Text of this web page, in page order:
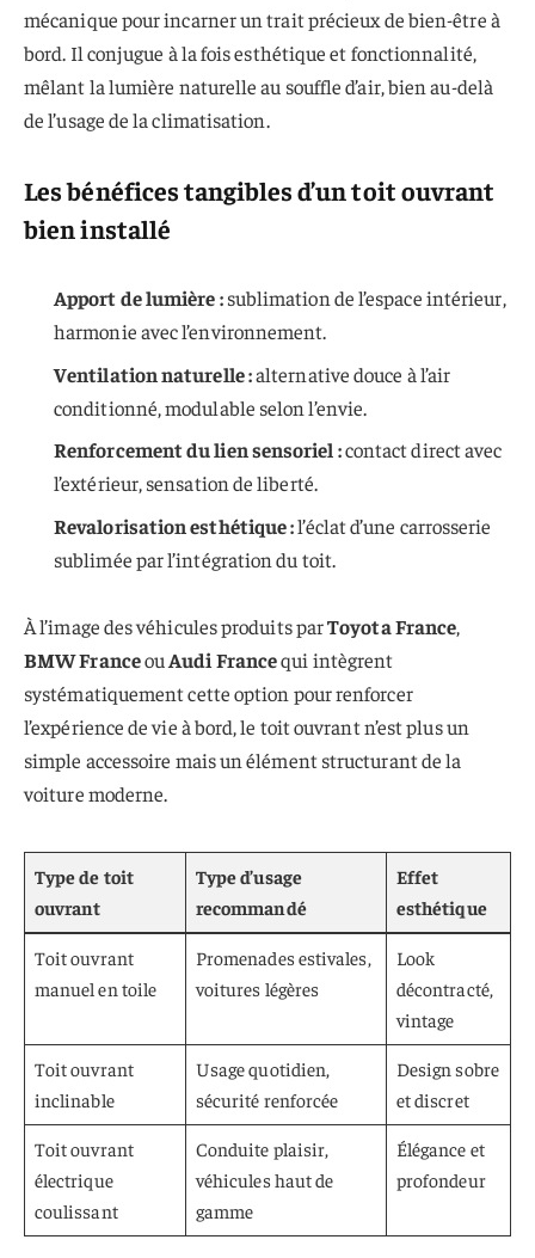
mécanique pour incarner un trait précieux de bien-être à
bord. Il conjugue à la fois esthétique et fonctionnalité,
mêlant la lumière naturelle au souffle d’air, bien au-delà
de l’usage de la climatisation.
Les bénéfices tangibles d’un toit ouvrant
bien installé
Apport de lumière :sublimation de l’espace intérieur,
harmonie avec l’environnement.
Ventilation naturelle :alternative douce à l’air
conditionné, modulable selon l’envie.
Renforcement du lien sensoriel :contact direct avec
l’extérieur, sensation de liberté.
Revalorisation esthétique :l’éclat d’une carrosserie
sublimée par l’intégration du toit.
À l’image des véhicules produits parToyota France,
BMW Franceou Audi Francequi intègrent
systématiquement cette option pour renforcer
l’expérience de vie à bord, le toit ouvrant n’est plus un
simple accessoire mais un élément structurant de la
voiture moderne.
Type de toit
ouvrant
Type d’usage
recommandé
Effet
esthétique
Toit ouvrant
manuel en toile
Promenades estivales,
voitures légères
Look
décontracté,
vintage
Toit ouvrant
inclinable
Usage quotidien,
sécurité renforcée
Design sobre
et discret
Toit ouvrant
électrique
coulissant
Conduite plaisir,
véhicules haut de
gamme
Élégance et
profondeur